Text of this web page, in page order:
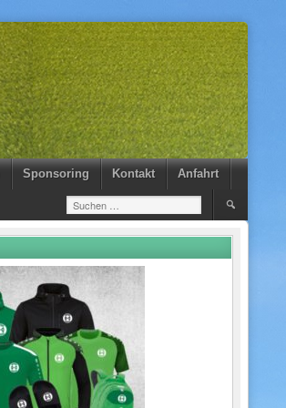
Sponsoring Kontakt Anfahrt
Suchen